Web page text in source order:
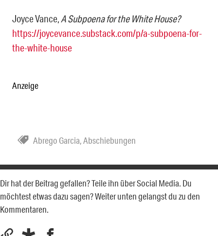
Joyce Vance, A Subpoena for the White House?
https://joycevance.substack.com/p/a-subpoena-for-
the-white-house
Anzeige
Abrego Garcia,Abschiebungen
Dir hat der Beitrag gefallen? Teile ihn über Social Media. Du
möchtest etwas dazu sagen? Weiter unten gelangst du zu den
Kommentaren.